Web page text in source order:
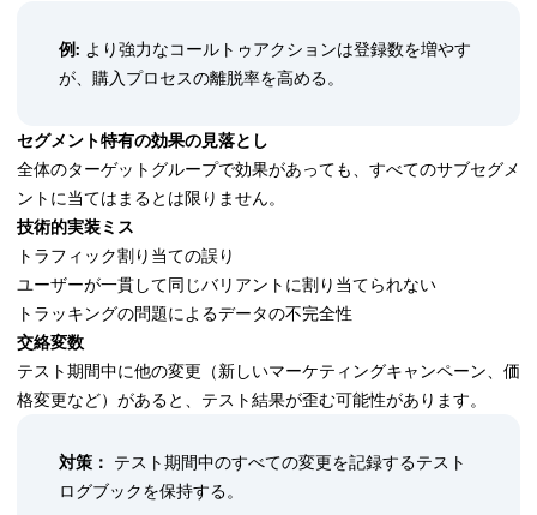
例: より強力なコールトゥアクションは登録数を増やす
が、購入プロセスの離脱率を高める。
セグメント特有の効果の見落とし
全体のターゲットグループで効果があっても、すべてのサブセグメ
ントに当てはまるとは限りません。
技術的実装ミス
トラフィック割り当ての誤り
ユーザーが一貫して同じバリアントに割り当てられない
トラッキングの問題によるデータの不完全性
交絡変数
テスト期間中に他の変更（新しいマーケティングキャンペーン、価
格変更など）があると、テスト結果が歪む可能性があります。
対策： テスト期間中のすべての変更を記録するテスト
ログブックを保持する。